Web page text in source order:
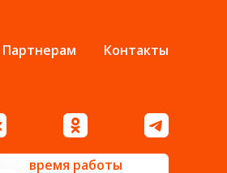
Партнерам Контакты
время работы